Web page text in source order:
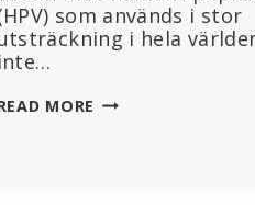
som används i stor
i hela
inte…
MORE ”ENASTÅENDE